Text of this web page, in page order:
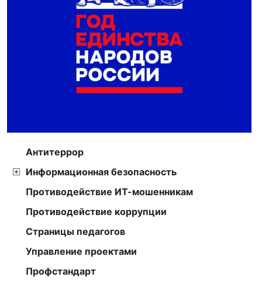
Антитеррор
Информационная безопасность
Противодействие ИТ-мошенникам
Противодействие коррупции
Страницы педагогов
Управление проектами
Профстандарт